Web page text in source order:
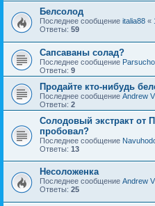
Белсолод
Последнее сообщение italia88 «
Ответы: 59
Сапсаваны солад?
Последнее сообщение
Ответы: 9
Продайте кто-нибудь
Последнее сообщение Andrew
Ответы: 2
Солодовый экстракт от
пробовал?
Последнее сообщение
Ответы: 13
Несоложенка
Последнее сообщение Andrew
Ответы: 25